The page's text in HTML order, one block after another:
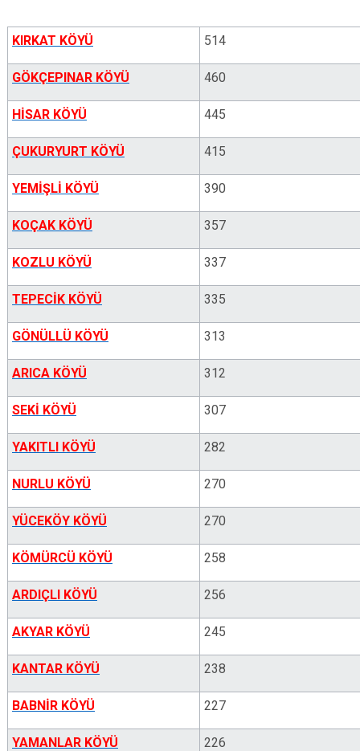
KIRKAT KÖYÜ 514
GÖKÇEPINAR KÖYÜ 460
HİSAR KÖYÜ 445
ÇUKURYURT KÖYÜ 415
YEMİŞLİ KÖYÜ 390
KOÇAK KÖYÜ 357
KOZLU KÖYÜ 337
TEPECİK KÖYÜ 335
GÖNÜLLÜ KÖYÜ 313
ARICA KÖYÜ 312
SEKİ KÖYÜ 307
YAKITLI KÖYÜ 282
NURLU KÖYÜ 270
YÜCEKÖY KÖYÜ 270
KÖMÜRCÜ KÖYÜ 258
ARDIÇLI KÖYÜ 256
AKYAR KÖYÜ 245
KANTAR KÖYÜ 238
BABNİR KÖYÜ 227
YAMANLAR KÖYÜ 226